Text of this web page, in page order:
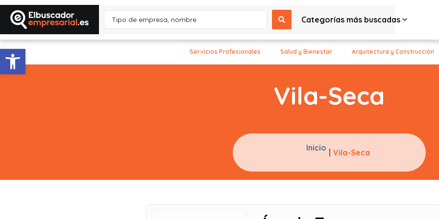
Abrir barra de herramientas
Categorías más buscadas
Servicios Profesionales Salud y Bienestar Arquitectura y Construcción
Vila-Seca
Inicio Vila-Seca